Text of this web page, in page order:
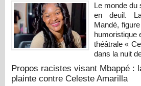
Le monde du
en deuil.
Mandé,
humoristique
théâtrale «
dans la nuit
Propos racistes visant Mbappé :
plainte contre Celeste Amarilla